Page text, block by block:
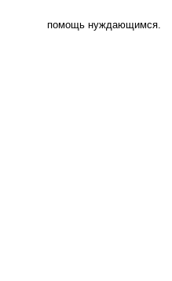
помощь нуждающимся.